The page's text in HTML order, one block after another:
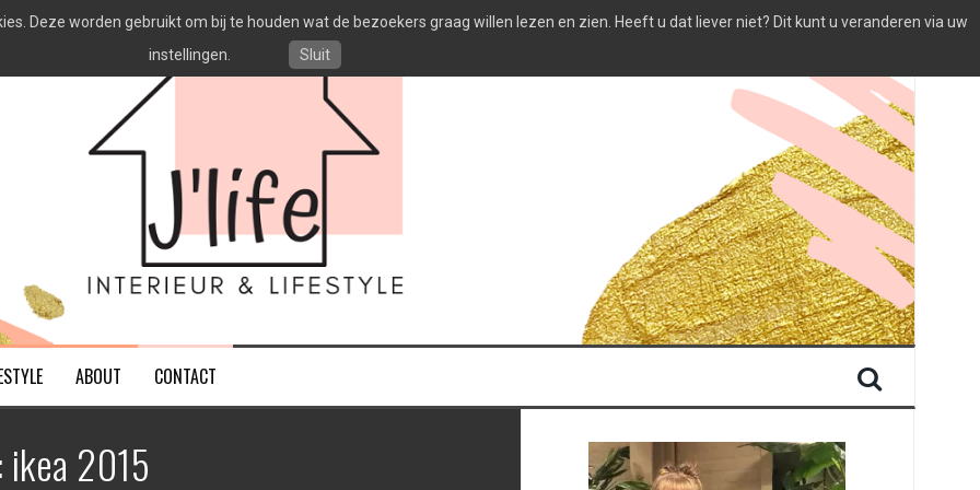
ABOUT CONTACT
ikea 2015
Deze worden gebruikt om bij te houden wat de bezoekers graag willen lezen en zien. Heeft u dat liever niet? Dit kunt u veranderen via uw
instellingen.
Sluit